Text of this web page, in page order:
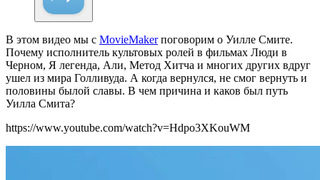
В этом видео мы с MovieMakerпоговорим о Уилле Смите.
Почему исполнитель культовых ролей в фильмах Люди в
Черном, Я легенда, Али, Метод Хитча и многих других вдруг
ушел из мира Голливуда. А когда вернулся, не смог вернуть и
половины былой славы. В чем причина и каков был путь
Уилла Смита?
https://www.youtube.com/watch?v=Hdpo3XKouWM